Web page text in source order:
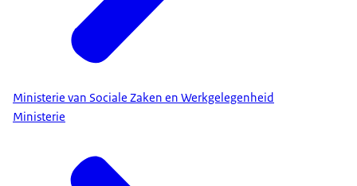
Ministerie van Sociale Zaken en Werkgelegenheid
Ministerie